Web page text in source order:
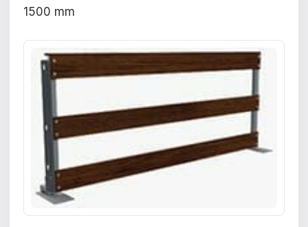
1500 mm